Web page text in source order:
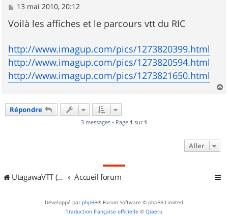
M
s
s
g
e
13 mai 2010, 20:12
Voilà les affiches et le parcours vtt du RIC
http://www.imagup.com/pics/1273820399.html
http://www.imagup.com/pics/1273820594.html
http://www.imagup.com/pics/1273821650.html
a
Répondre
3 messages • Page 1 sur 1
Aller
UtagawaVTT (Randos VTT et VTTAE avec traces GPS) Accueil forum
Développé par phpBB® Forum Software © phpBB Limited
Traduction française officielle © Qiaeru